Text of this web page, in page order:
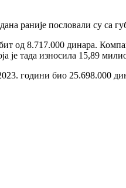
раније пословали су са
од 8.717.000 динара.
је тада износила 15,89
години био 25.698.000